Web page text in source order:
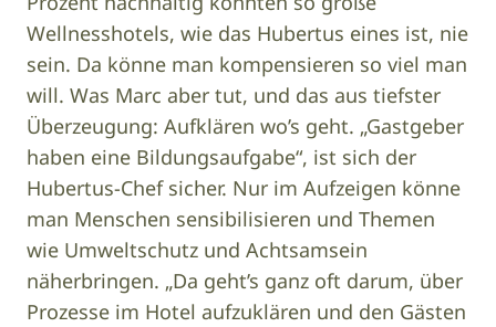
Wellnesshotels, wie das Hubertus eines ist, nie
sein. Da könne man kompensieren so viel man
will. Was Marc aber tut, und das aus tiefster
Überzeugung: Aufklären wo’s geht. „Gastgeber
haben eine Bildungsaufgabe“, ist sich der
Hubertus-Chef sicher. Nur im Aufzeigen könne
man Menschen sensibilisieren und Themen
wie Umweltschutz und Achtsamsein
näherbringen. „Da geht’s ganz oft darum, über
Prozesse im Hotel aufzuklären und den Gästen